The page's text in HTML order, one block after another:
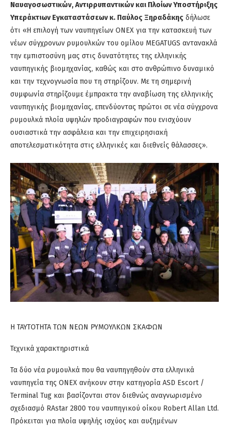
Ναυαγοσωστικών, Αντιρρυπαντικών και Πλοίων Υποστήριξης
Υπεράκτιων Εγκαταστάσεων κ. Παύλος Ξηραδάκης δήλωσε
ότι «Η επιλογή των ναυπηγείων ONEX για την κατασκευή των
νέων σύγχρονων ρυμουλκών του ομίλου MEGATUGS αντανακλά
την εμπιστοσύνη μας στις δυνατότητες της ελληνικής
ναυπηγικής βιομηχανίας, καθώς και στο ανθρώπινο δυναμικό
και την τεχνογνωσία που τη στηρίζουν. Με τη σημερινή
συμφωνία στηρίζουμε έμπρακτα την αναβίωση της ελληνικής
ναυπηγικής βιομηχανίας, επενδύοντας πρώτοι σε νέα σύγχρονα
ρυμουλκά πλοία υψηλών προδιαγραφών που ενισχύουν
ουσιαστικά την ασφάλεια και την επιχειρησιακή
αποτελεσματικότητα στις ελληνικές και διεθνείς θάλασσες».
Η ΤΑΥΤΟΤΗΤΑ ΤΩΝ ΝΕΩΝ ΡΥΜΟΥΛΚΩΝ ΣΚΑΦΩΝ
Τεχνικά χαρακτηριστικά
Τα δύο νέα ρυμουλκά που θα ναυπηγηθούν στα ελληνικά
ναυπηγεία της ONEX ανήκουν στην κατηγορία ASD Escort /
Terminal Tug και βασίζονται στον διεθνώς αναγνωρισμένο
σχεδιασμό RAstar 2800 του ναυπηγικού οίκου Robert Allan Ltd.
Πρόκειται για πλοία υψηλής ισχύος και αυξημένων